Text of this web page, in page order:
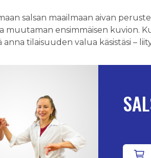
salsan maailmaan aivan
muutaman ensimmäisen kuvion.
anna tilaisuuden valua käsistäsi –